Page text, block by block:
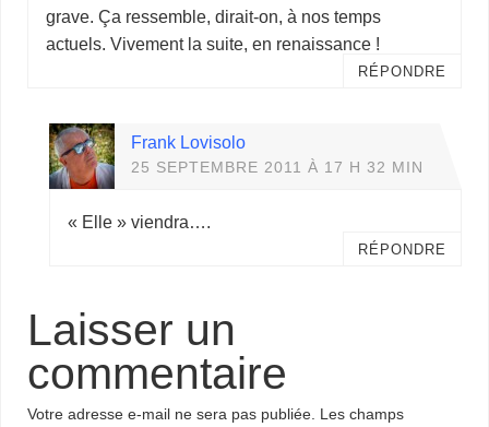
grave. Ça ressemble, dirait-on, à nos temps
actuels. Vivement la suite, en renaissance !
RÉPONDRE
Frank Lovisolo
25 SEPTEMBRE 2011 À 17 H 32 MIN
« Elle » viendra….
RÉPONDRE
Laisser un
commentaire
Votre adresse e-mail ne sera pas publiée. Les champs